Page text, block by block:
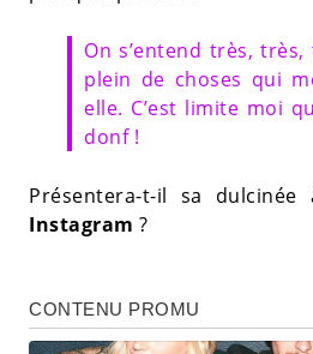
On s’entend très,
plein de choses qui
elle. C’est limite moi
donf !
Présentera-t-il sa
Instagram ?